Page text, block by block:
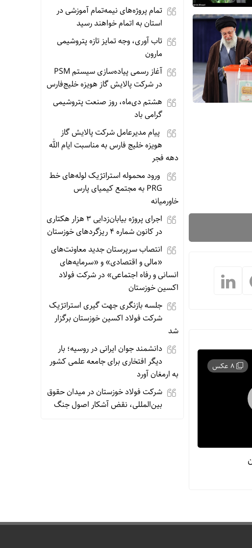
8 عکس
تمام پروژه‌های نیمه‌تمام آموزشی در
استان به اتمام خواهند رسید
تاب آوری، وجه تمایز تازه پتروشیمی
مارون
آغاز رسمی پیاده‌سازی سیستم PSM
در شرکت پالایش گاز هویزه خلیج‌فارس
هشتم دی‌ماه، روز صنعت پتروشیمی
گرامی باد
پیام مدیرعامل شرکت پالایش گاز
هویزه خلیج فارس به مناسبت ایام الله
دهه فجر
ورود محموله استراتژیک لوله‌های خط
PRG به مجتمع کیمیای پارس
خاورمیانه
اجرای پروژه بیابان‌زدایی ۳ هزار هکتاری
در کانون شماره ۴ ریزگردهای خوزستان
انتصاب سرپرستان جدید معاونت‌های
«مالی و اقتصادی» و «سرمایه‌های
انسانی و رفاه اجتماعی» در شرکت فولاد
اکسین خوزستان
جلسه بازنگری جهت‌ گیری استراتژیک
شرکت فولاد اکسین خوزستان برگزار
شد
دانشمند جوان ایرانی در روسیه؛ بار
دیگر افتخاری برای جامعه علمی کشور
به ارمغان آورد
شرکت فولاد خوزستان در میدان حقوق
بین‌المللی، نقض آشکار اصول جنگ